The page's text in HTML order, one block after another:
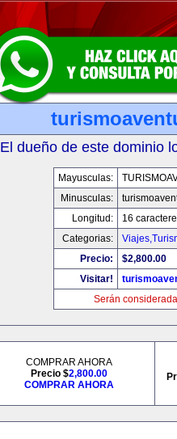
El dueño de este dominio
Mayusculas:
Minusculas:
Longitud:
16
Categorias:
Precio:
$2,800.00
Visitar!
Serán
COMPRAR AHORA
Precio $2,800.00
COMPRAR AHORA